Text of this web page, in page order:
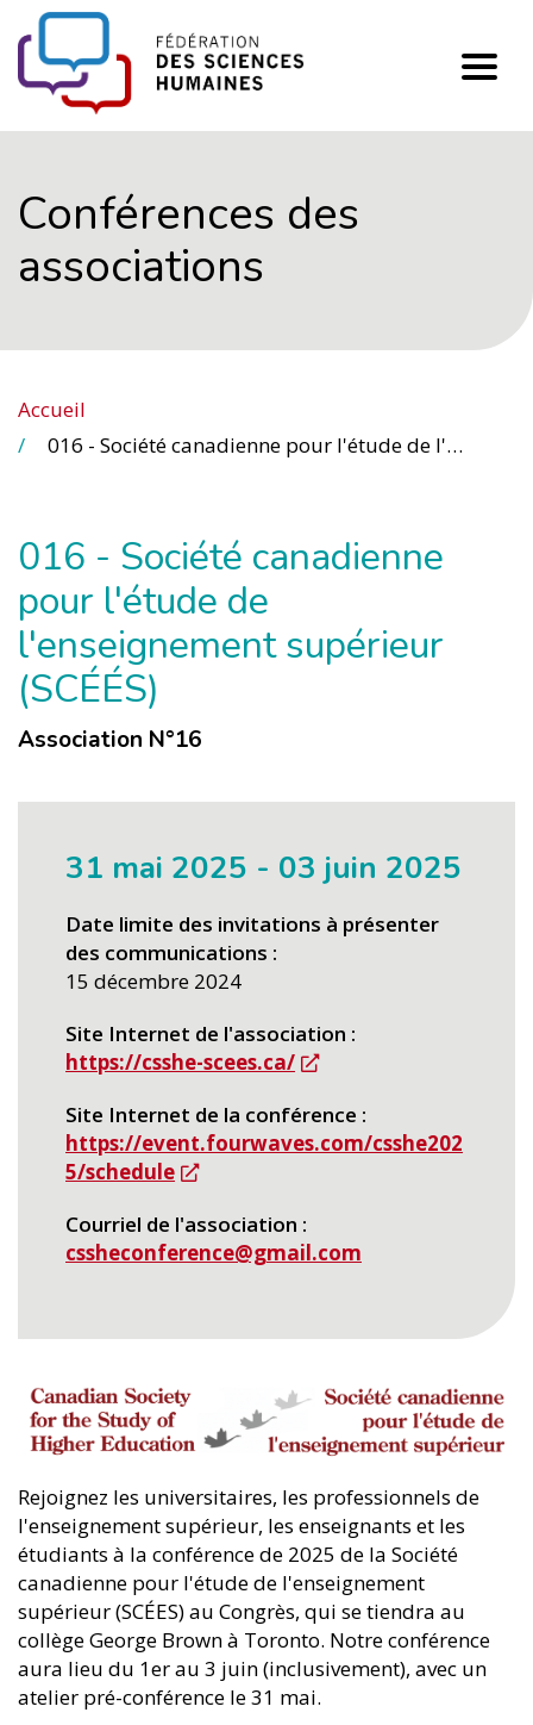
FHSS
Conférences des
associations
Accueil
016 - Société canadienne pour l'étude de l'enseignement supérieur (SCÉÉS)
016 - Société canadienne
pour l'étude de
l'enseignement supérieur
(SCÉÉS)
Association N°16
31 mai 2025 - 03 juin 2025
Date limite des invitations à présenter
des communications
15 décembre 2024
Site Internet de l'association
https://csshe-scees.ca/
Site Internet de la conférence
https://event.fourwaves.com/csshe202
5/schedule
Courriel de l'association
cssheconference@gmail.com
Rejoignez les universitaires, les professionnels de
l'enseignement supérieur, les enseignants et les
étudiants à la conférence de 2025 de la Société
canadienne pour l'étude de l'enseignement
supérieur (SCÉES) au Congrès, qui se tiendra au
collège George Brown à Toronto. Notre conférence
aura lieu du 1er au 3 juin (inclusivement), avec un
atelier pré-conférence le 31 mai.